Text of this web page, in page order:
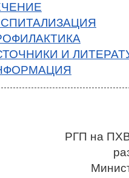
И
РГП на ПХВ